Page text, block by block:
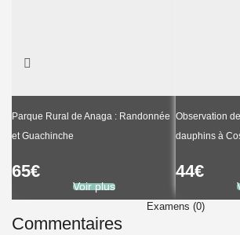
Parque Rural de Anaga : Randonnée
et Guachinche
65€
Voir plus
Observation
dauphins à
44€
Examens (0)
Commentaires